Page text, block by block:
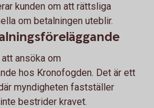
kunden om att rättsliga
om betalningen uteblir.
ansöka om
hos Kronofogden. Det är ett
myndigheten fastställer
bestrider kravet.